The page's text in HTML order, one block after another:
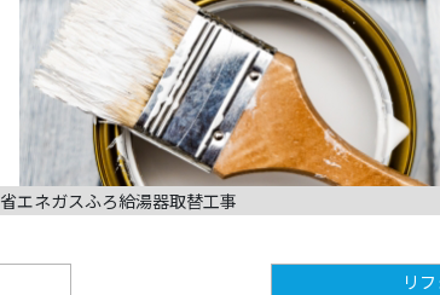
省エネガスふろ給湯器取替工事
リ